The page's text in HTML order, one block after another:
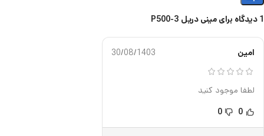
1 دیدگاه برای مینی دریل P500-3
امین 30/08/1403
لطفا موجود کنید
0
0